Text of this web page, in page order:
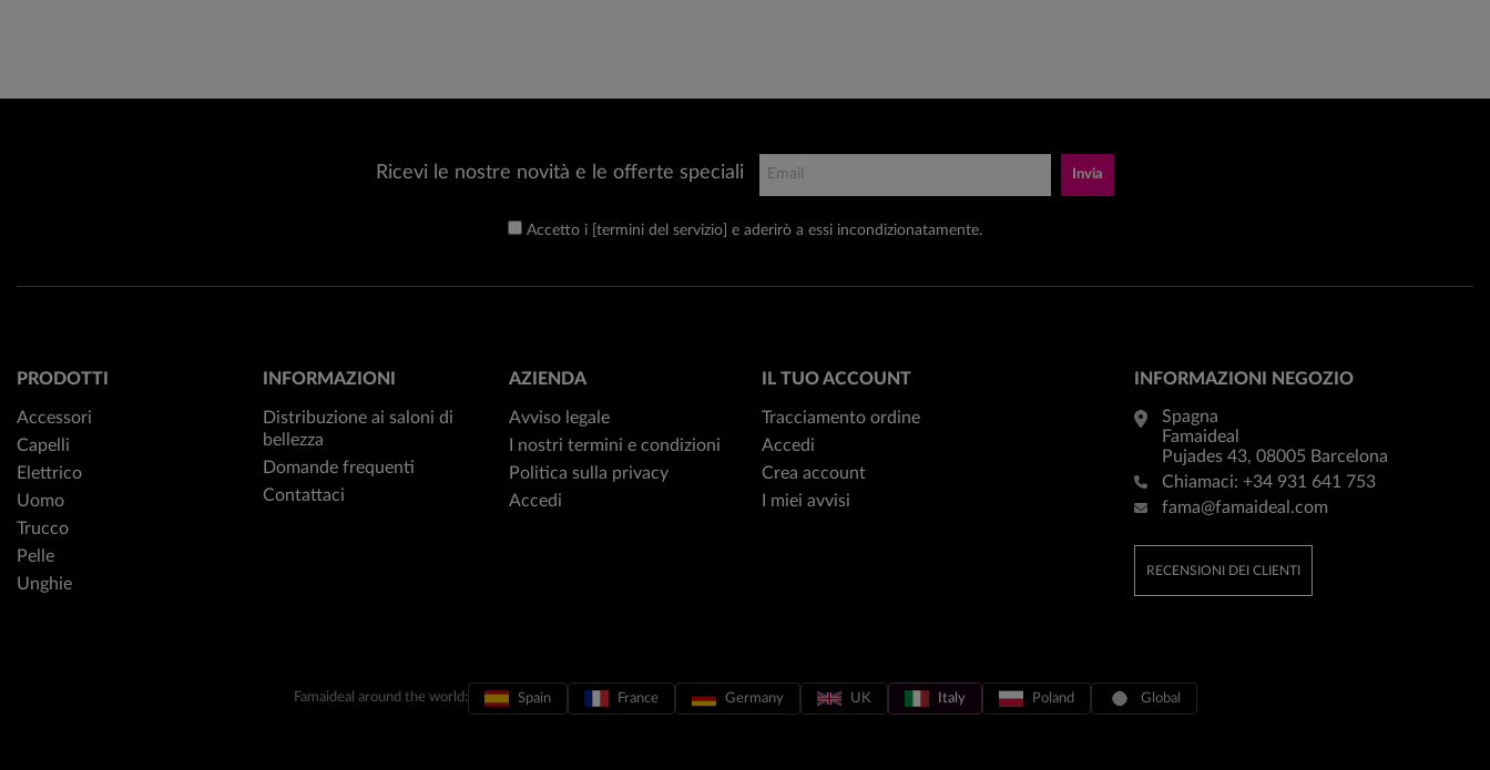
Ricevi le nostre novità e le offerte speciali Invia
Accetto i [termini del servizio] e aderirò a essi incondizionatamente.
PRODOTTI
Accessori
Capelli
Elettrico
Uomo
Trucco
Pelle
Unghie
INFORMAZIONI
Distribuzione ai saloni di
bellezza
Domande frequenti
Contattaci
AZIENDA
Avviso legale
I nostri termini e condizioni
Politica sulla privacy
Accedi
IL TUO ACCOUNT
Tracciamento ordine
Accedi
Crea account
I miei avvisi
INFORMAZIONI NEGOZIO
Spagna
Famaideal
Pujades 43, 08005 Barcelona
Chiamaci: +34 931 641 753
fama@famaideal.com
RECENSIONI DEI CLIENTI
Famaideal around the world: Spain France Germany UK Italy Poland Global